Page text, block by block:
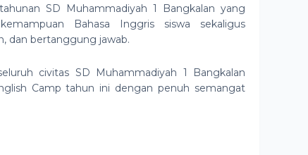
SD Muhammadiyah 1 Bangkalan yang
Bahasa Inggris siswa sekaligus
dan bertanggung jawab.
civitas SD Muhammadiyah 1 Bangkalan
Camp tahun ini dengan penuh semangat